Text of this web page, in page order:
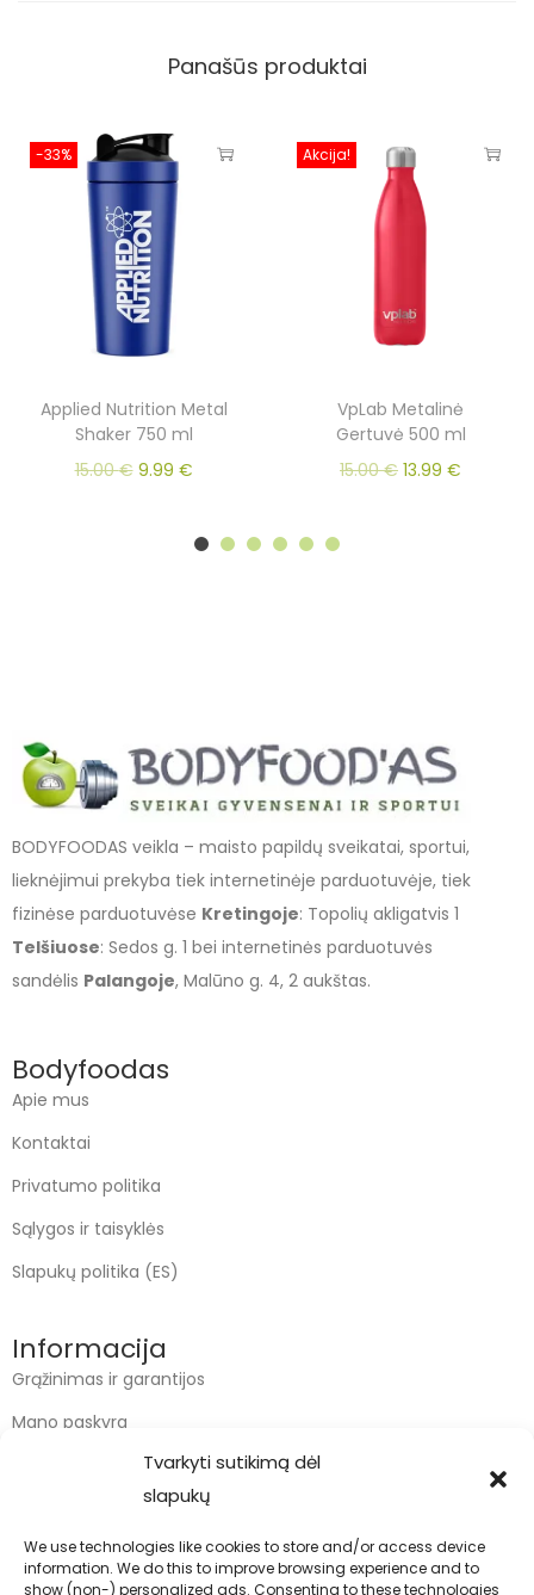
Tvarkyti sutikimą dėl
slapukų
We use technologies like cookies to store and/or access device
information. We do this to improve browsing experience and to
show (non-) personalized ads. Consenting to these technologies
Panašūs produktai
-33%
Applied Nutrition Metal
Shaker 750 ml
15.00€ 9.99 €
Akcija!
VpLab Metalinė
Gertuvė 500 ml
15.00€ 13.99 €
BODYFOODAS veikla – maisto papildų sveikatai, sportui,
lieknėjimui prekyba tiek internetinėje parduotuvėje, tiek
fizinėse parduotuvėse Kretingoje: Topolių akligatvis 1
Telšiuose: Sedos g. 1 bei internetinės parduotuvės
sandėlis Palangoje, Malūno g. 4, 2 aukštas.
Bodyfoodas
Apie mus
Kontaktai
Privatumo politika
Sąlygos ir taisyklės
Slapukų politika (ES)
Informacija
Grąžinimas ir garantijos
Mano paskyra
Kontaktai